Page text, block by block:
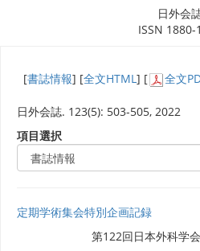
日外会
ISSN 1880-
[書誌情報] [全文HTML] [ 全文
日外会誌. 123(5): 503-505, 2022
項目選択
定期学術集会特別企画記録
第122回日本外科学